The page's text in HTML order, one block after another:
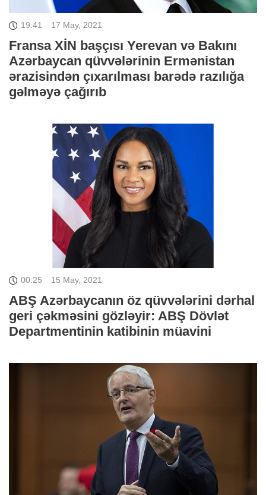
19:41 17 May, 2021
Fransa XİN başçısı Yerevan və Bakını
Azərbaycan qüvvələrinin Ermənistan
ərazisindən çıxarılması barədə razılığa
gəlməyə çağırıb
00:25 15 May, 2021
ABŞ Azərbaycanın öz qüvvələrini dərhal
geri çəkməsini gözləyir: ABŞ Dövlət
Departmentinin katibinin müavini